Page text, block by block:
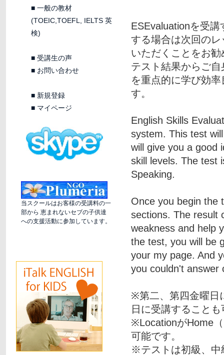
■ 一般の教材
(TOEIC,TOEFL, IELTS 英
検)
■ 受講生の声
■ お問い合わせ
■ 新規登録
■ マイページ
当スクールはお客様の受講料の一
部から 恵まれないセブの子供達
への支援活動に参加しています。
ESEvaluationを受
する場合は次回の
いただくことをお
テスト結果からご
を重点的に学び効
す。
English Skills
system. This test
will give you a good
skill levels. The test
Speaking.
Once you begin the
sections. The result
weakness and help
the test, you will be
your my page. And
you couldn't answer
※第二、第四金曜日
日に受講すること
※LocationがHome
可能です。
※テストは初級、中